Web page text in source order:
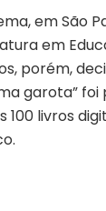
em São
em
porém,
garota”
livros